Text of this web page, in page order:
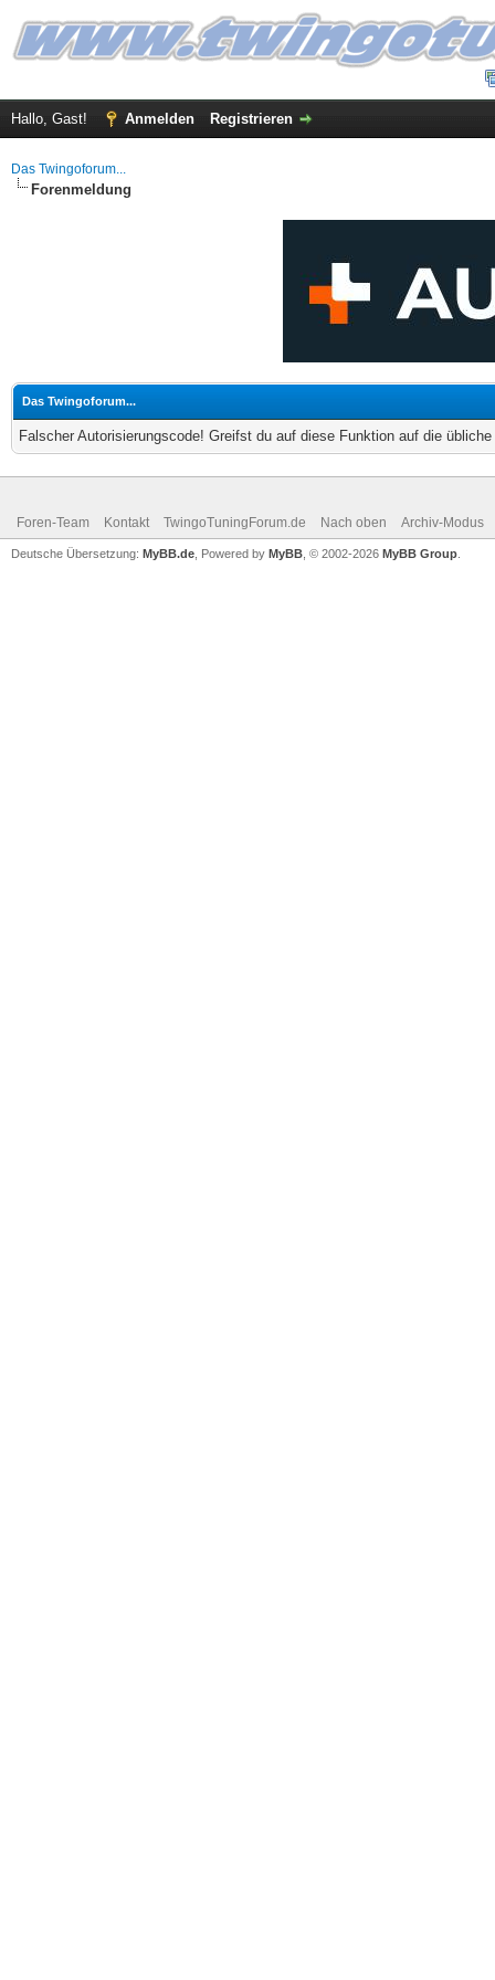
Hallo, Gast! Anmelden Registrieren
Das Twingoforum...
Forenmeldung
Das Twingoforum...
Falscher Autorisierungscode! Greifst du auf diese Funktion auf die
Foren-Team Kontakt TwingoTuningForum.de Nach oben Archiv-Modus
Deutsche Übersetzung: MyBB.de , Powered by MyBB , © 2002-2026 MyBB Group